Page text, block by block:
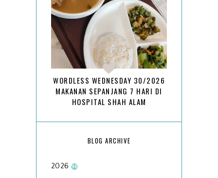
WORDLESS WEDNESDAY 30/2026
MAKANAN SEPANJANG 7 HARI DI
HOSPITAL SHAH ALAM
BLOG ARCHIVE
2026 98